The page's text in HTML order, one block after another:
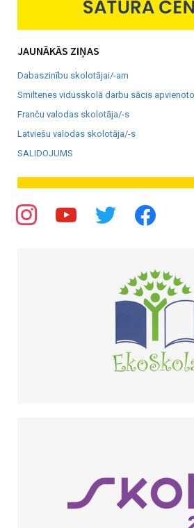
JAUNĀKĀS ZIŅAS
Dabaszinību skolotājai/-am
Smiltenes vidusskolā darbu sācis
Franču valodas skolotāja/-s
Latviešu valodas skolotāja/-s
SALIDOJUMS